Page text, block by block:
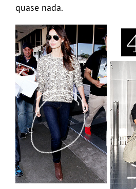
quase nada.